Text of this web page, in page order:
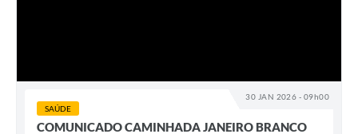
30 JAN 2026 - 09h00
SAÚDE
COMUNICADO CAMINHADA JANEIRO BRANCO